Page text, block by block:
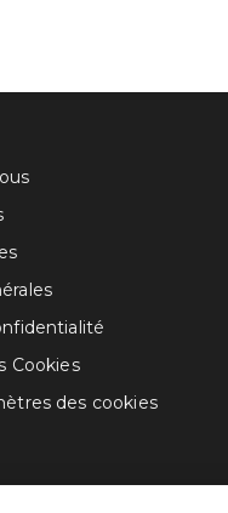
Cookies
des cookies